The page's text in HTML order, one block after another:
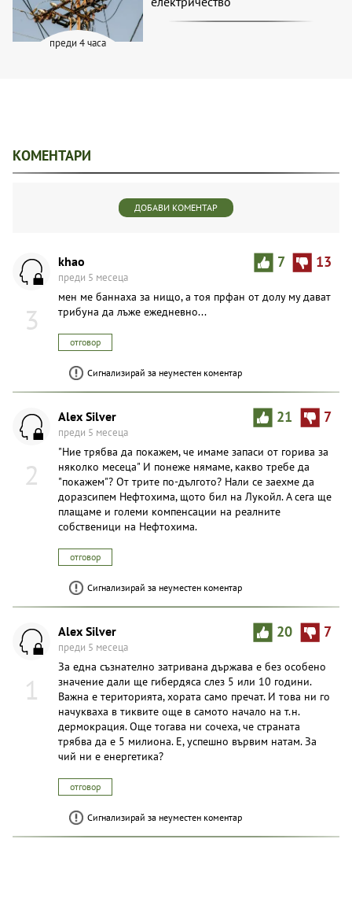
преди 4 часа
КОМЕНТАРИ
ДОБАВИ КОМЕНТАР
3
7 13
khao
преди 5 месеца
мен ме баннаха за нищо, а тоя прфан от долу му дават
трибуна да лъже ежедневно...
отговор
Сигнализирай за неуместен коментар
2
21 7
Alex Silver
преди 5 месеца
"Ние трябва да покажем, че имаме запаси от горива за
няколко месеца" И понеже нямаме, какво требе да
"покажем"? От трите по-дългото? Нали се заехме да
доразсипем Нефтохима, щото бил на Лукойл. А сега ще
плащаме и големи компенсации на реалните
собственици на Нефтохима.
отговор
Сигнализирай за неуместен коментар
1
20 7
Alex Silver
преди 5 месеца
За една съзнателно затривана държава е без особено
значение дали ще гибердяса слез 5 или 10 години.
Важна е територията, хората само пречат. И това ни го
начукваха в тиквите още в самото начало на т.н.
дермокрация. Още тогава ни сочеха, че страната
трябва да е 5 милиона. Е, успешно вървим натам. За
чий ни е енергетика?
отговор
Сигнализирай за неуместен коментар